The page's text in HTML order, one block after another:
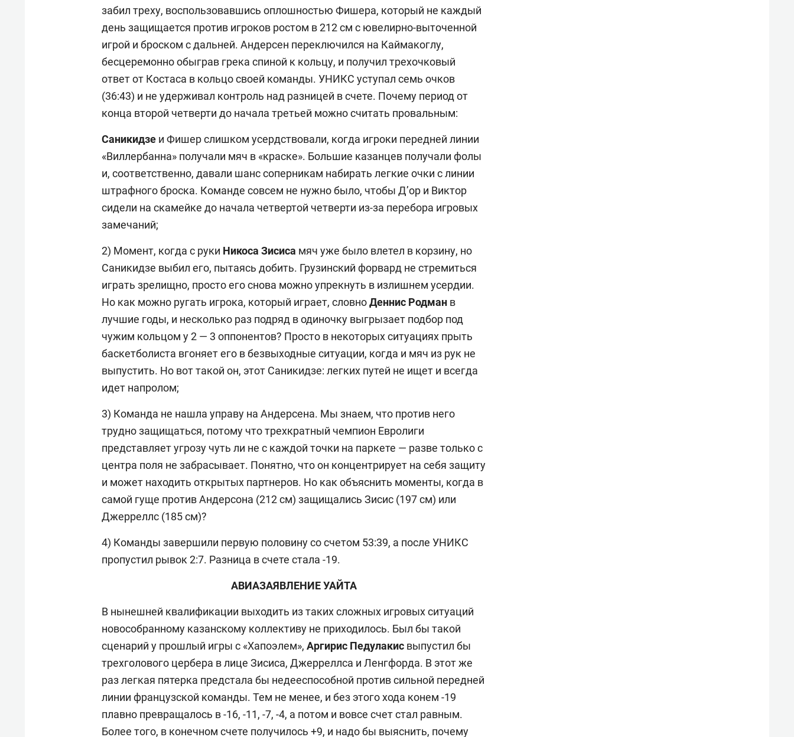
забил треху, воспользовавшись оплошностью Фишера, который не каждый
день защищается против игроков ростом в 212 см с ювелирно-выточенной
игрой и броском с дальней. Андерсен переключился на Каймакоглу,
бесцеремонно обыграв грека спиной к кольцу, и получил трехочковый
ответ от Костаса в кольцо своей команды. УНИКС уступал семь очков
(36:43) и не удерживал контроль над разницей в счете. Почему период от
конца второй четверти до начала третьей можно считать провальным:
Саникидзе и Фишер слишком усердствовали, когда игроки передней линии
«Виллербанна» получали мяч в «краске». Большие казанцев получали фолы
и, соответственно, давали шанс соперникам набирать легкие очки с линии
штрафного броска. Команде совсем не нужно было, чтобы Д’ор и Виктор
сидели на скамейке до начала четвертой четверти из-за перебора игровых
замечаний;
2) Момент, когда с руки Никоса Зисиса мяч уже было влетел в корзину, но
Саникидзе выбил его, пытаясь добить. Грузинский форвард не стремиться
играть зрелищно, просто его снова можно упрекнуть в излишнем усердии.
Но как можно ругать игрока, который играет, словноДеннис Родман в
лучшие годы, и несколько раз подряд в одиночку выгрызает подбор под
чужим кольцом у 2 — 3 оппонентов? Просто в некоторых ситуациях прыть
баскетболиста вгоняет его в безвыходные ситуации, когда и мяч из рук не
выпустить. Но вот такой он, этот Саникидзе: легких путей не ищет и всегда
идет напролом;
3) Команда не нашла управу на Андерсена. Мы знаем, что против него
трудно защищаться, потому что трехкратный чемпион Евролиги
представляет угрозу чуть ли не с каждой точки на паркете — разве только с
центра поля не забрасывает. Понятно, что он концентрирует на себя защиту
и может находить открытых партнеров. Но как объяснить моменты, когда в
самой гуще против Андерсона (212 см) защищались Зисис (197 см) или
Джерреллс (185 см)?
4) Команды завершили первую половину со счетом 53:39, а после УНИКС
пропустил рывок 2:7. Разница в счете стала -19.
АВИАЗАЯВЛЕНИЕ УАЙТА
В нынешней квалификации выходить из таких сложных игровых ситуаций
новособранному казанскому коллективу не приходилось. Был бы такой
сценарий у прошлый игры с «Хапоэлем», Аргирис Педулакис выпустил бы
трехголового цербера в лице Зисиса, Джерреллса и Ленгфорда. В этот же
раз легкая пятерка предстала бы недееспособной против сильной передней
линии французской команды. Тем не менее, и без этого хода конем -19
плавно превращалось в -16, -11, -7, -4, а потом и вовсе счет стал равным.
Более того, в конечном счете получилось +9, и надо бы выяснить, почему